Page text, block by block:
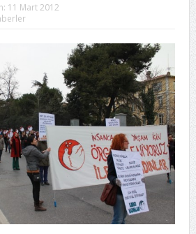
11 Mart 2012